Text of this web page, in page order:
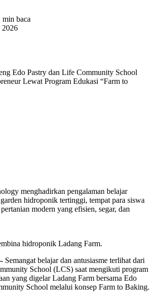
min baca
2026
Edo Pastry dan Life Community School
Lewat Program Edukasi “Farm to
menghadirkan pengalaman belajar
hidroponik tertinggi, tempat para siswa
modern yang efisien, segar, dan
hidroponik Ladang Farm.
Semangat belajar dan antusiasme terlihat dari
School (LCS) saat mengikuti program
yang digelar Ladang Farm bersama Edo
School melalui konsep Farm to Baking.